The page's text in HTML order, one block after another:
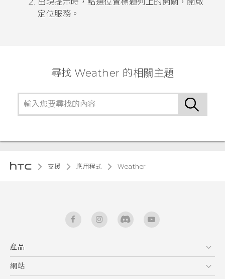
支援服務
定位服務。
尋找 Weather 的相關主題
支援 應用程式 Weather
產品
5G
網站